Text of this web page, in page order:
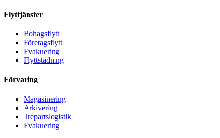
Flyttjänster
Bohagsflytt
Företagsflytt
Evakuering
Flyttstädning
Förvaring
Magasinering
Arkivering
Trepartslogistik
Evakuering